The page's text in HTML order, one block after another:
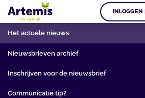
INLOGGEN
Het actuele nieuws
Nieuwsbrieven archief
Inschrijven voor de nieuwsbrief
Communicatie tip?